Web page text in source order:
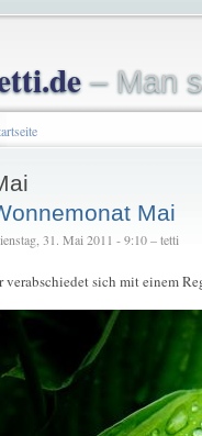
– Man
Mai
31. Mai 2011 - 9:10 – tetti
verabschiedet sich mit einem